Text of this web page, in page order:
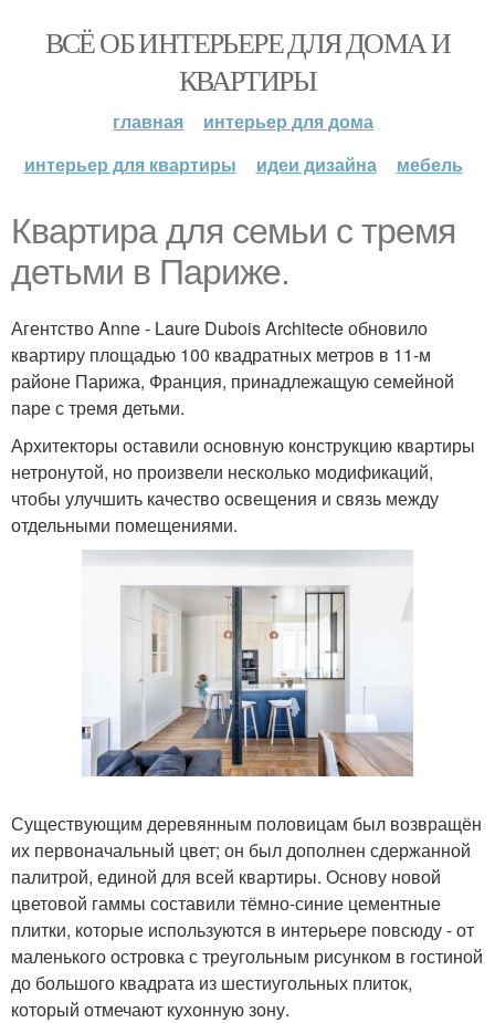
ВСЁ ОБ ИНТЕРЬЕРЕ ДЛЯ ДОМА И
КВАРТИРЫ
главная
интерьер для дома
интерьер для квартиры
идеи дизайна мебель
Квартира для семьи с тремя
детьми в Париже.
Агентство Anne - Laure Dubois Architecte обновило
квартиру площадью 100 квадратных метров в 11-м
районе Парижа, Франция, принадлежащую семейной
паре с тремя детьми.
Архитекторы оставили основную конструкцию квартиры
нетронутой, но произвели несколько модификаций,
чтобы улучшить качество освещения и связь между
отдельными помещениями.
Существующим деревянным половицам был возвращён
их первоначальный цвет; он был дополнен сдержанной
палитрой, единой для всей квартиры. Основу новой
цветовой гаммы составили тёмно-синие цементные
плитки, которые используются в интерьере повсюду - от
маленького островка с треугольным рисунком в гостиной
до большого квадрата из шестиугольных плиток,
который отмечают кухонную зону.